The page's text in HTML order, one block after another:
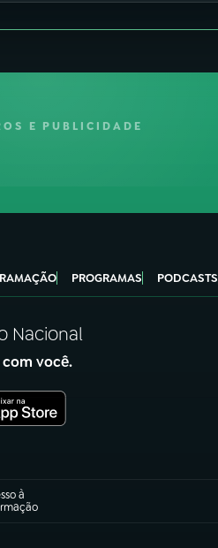
E PUBLICIDADE
PROGRAMAS PODCASTS
Nacional
com você.
à